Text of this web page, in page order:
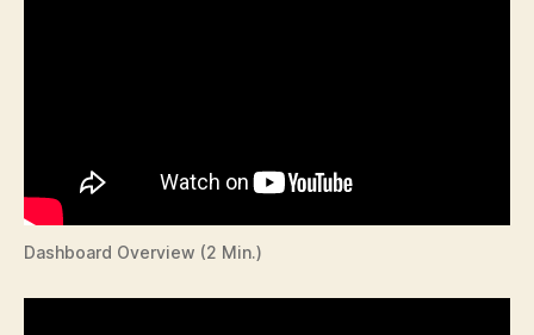
Dashboard Overview (2 Min.)